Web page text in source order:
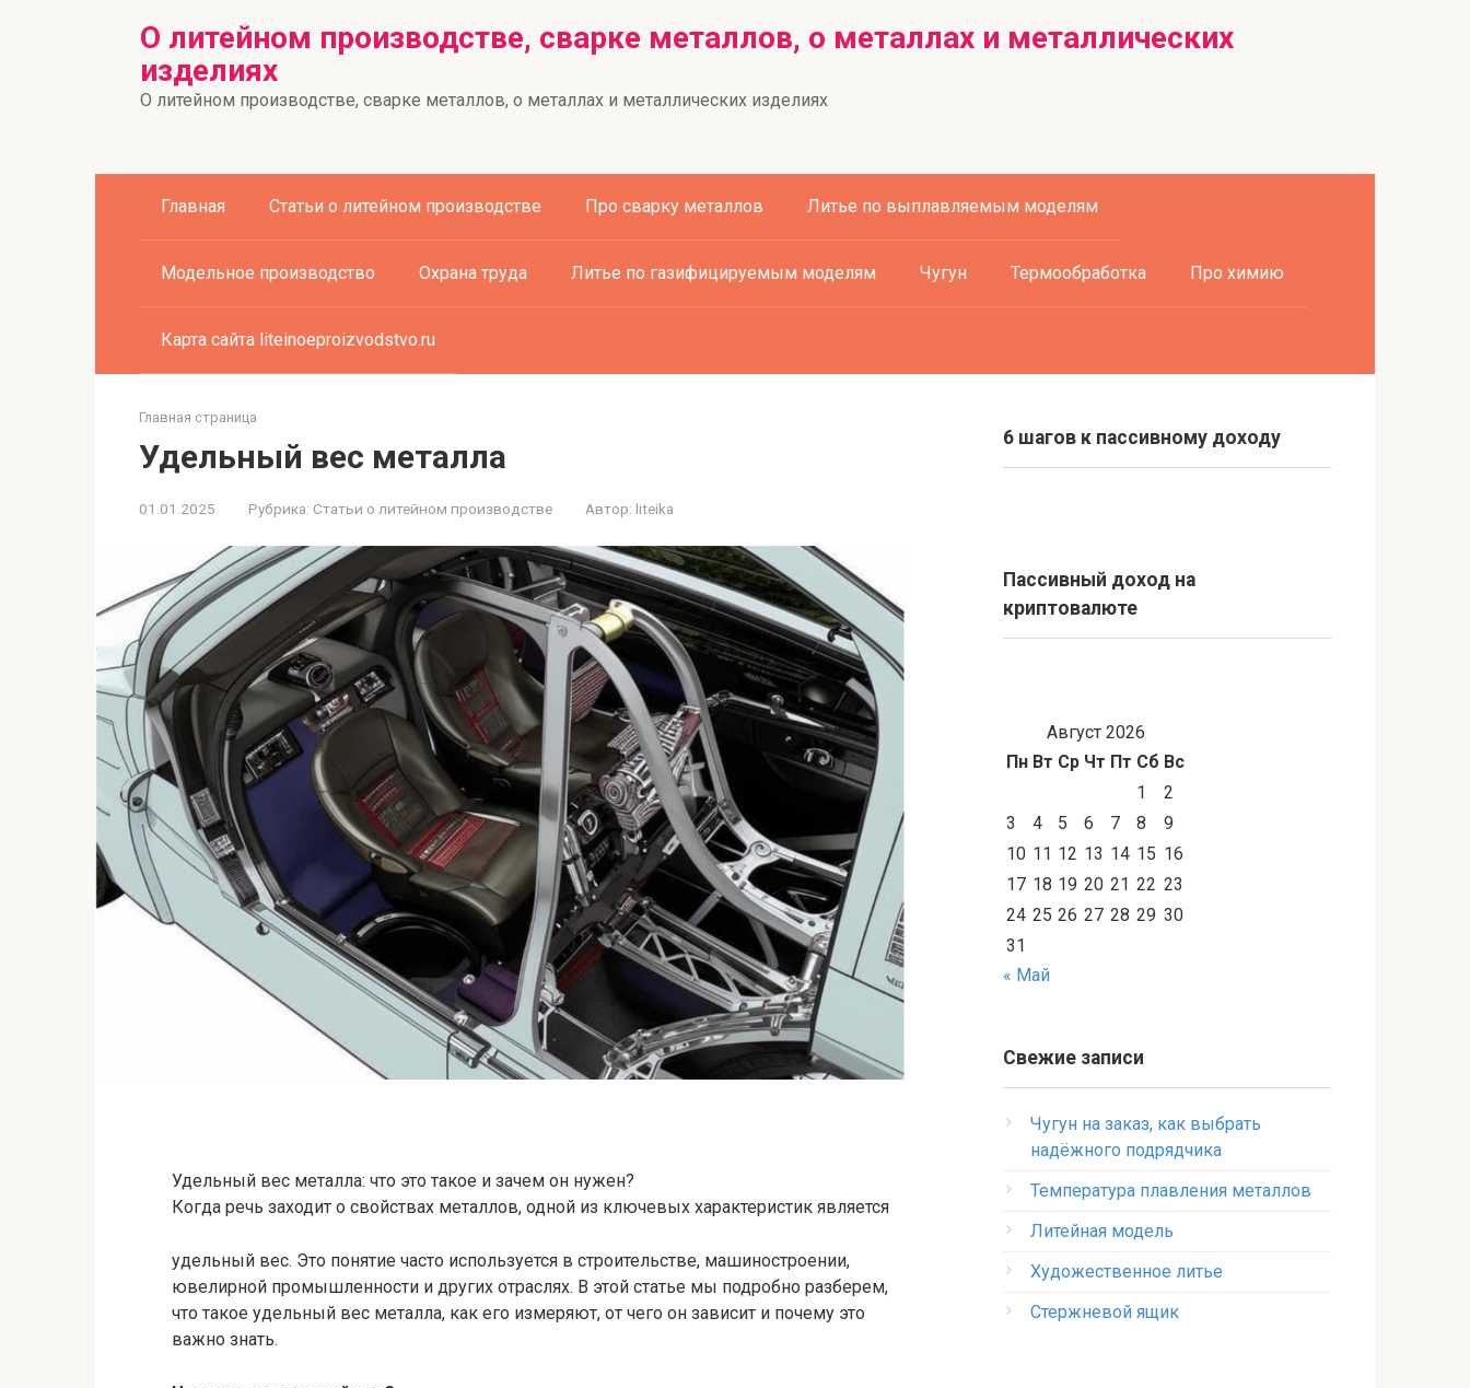
О литейном производстве, сварке металлов, о металлах и металлических
изделиях
О литейном производстве, сварке металлов, о металлах и металлических изделиях
Главная Статьи о литейном производстве Про сварку металлов Литье по выплавляемым моделям
Модельное производство Охрана труда Литье по газифицируемым моделям Чугун Термообработка Про химию
Карта сайта liteinoeproizvodstvo.ru
Главная страница
Удельный вес металла
01.01.2025 Рубрика: Статьи о литейном производстве Автор: liteika
Удельный вес металла: что это такое и зачем он нужен?
Когда речь заходит о свойствах металлов, одной из ключевых характеристик является
удельный вес. Это понятие часто используется в строительстве, машиностроении,
ювелирной промышленности и других отраслях. В этой статье мы подробно разберем,
что такое удельный вес металла, как его измеряют, от чего он зависит и почему это
важно знать.
6 шагов к пассивному доходу
Пассивный доход на
криптовалюте
Август 2026
Пн Вт Ср Чт Пт Сб Вс
1
2
3
4 5 6 7 8
9
10 11 12 13 14 15 16
17 18 19 20 21 22 23
24 25 26 27 28 29 30
31
« Май
Свежие записи
Чугун на заказ, как выбрать
надёжного подрядчика
Температура плавления металлов
Литейная модель
Художественное литье
Стержневой ящик